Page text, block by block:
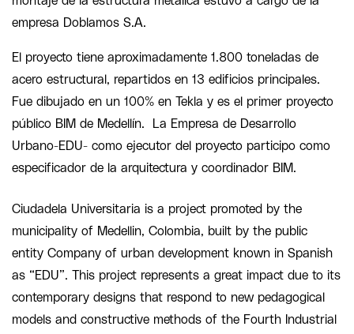
empresa Doblamos S.A.
El proyecto tiene aproximadamente 1.800 toneladas de
acero estructural, repartidos en 13 edificios principales.
Fue dibujado en un 100% en Tekla y es el primer proyecto
público BIM de Medellín. La Empresa de Desarrollo
Urbano-EDU- como ejecutor del proyecto participo como
especificador de la arquitectura y coordinador BIM.
Ciudadela Universitaria is a project promoted by the
municipality of Medellin, Colombia, built by the public
entity Company of urban development known in Spanish
as “EDU”. This project represents a great impact due to its
contemporary designs that respond to new pedagogical
models and constructive methods of the Fourth Industrial